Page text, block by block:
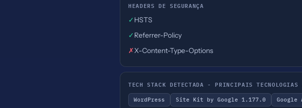
HEADERS DE SEGURANÇA
✓ HSTS
✓ Referrer-Policy
✗X-Content-Type-Options
TECH STACK DETECTADA - PRINCIPAIS
WordPress Site Kit by Google 1.177.0 Google